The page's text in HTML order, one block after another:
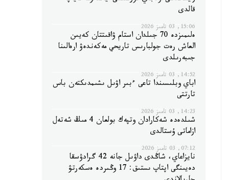
قالدى
15:06, 03 تامىز 2026
ەلىمىزدە 70 جىلدان استام ۋاقىتتان كەيىن
العاش رەت جولبارىس تاريحي مەكەندەۋ ارەالىنا
جىبەرىلدى
14:52, 03 تامىز 2026
اباي وبلىسىندا تاعى ءبىر اۋىل ىشىمدىكتەن باس
تارتتى
14:23, 03 تامىز 2026
شىلدەدە شەكارادان وتپەك بولعان 4 مىڭ شەتەل
ازاماتى ۇستالدى
07:12, 03 تامىز 2026
نايزاعاي، شاڭدى داۋىل جانە 42 گرادۋسقا
دەيىنگى اپتاپ ىستىق: 17 وڭىردە ەسكەرتۋ